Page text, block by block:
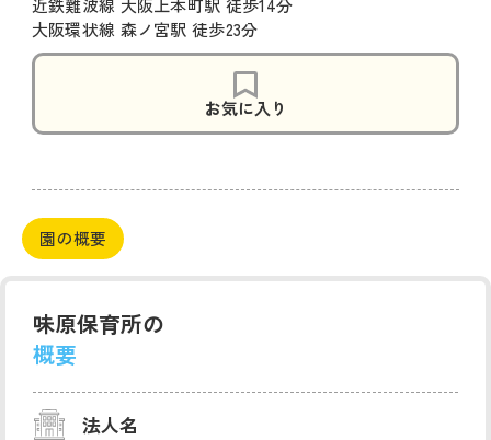
近鉄難波線 大阪上本町駅 徒歩14分
大阪環状線 森ノ宮駅 徒歩23分
お気に入り
園の概要
味原保育所の
概要
法人名